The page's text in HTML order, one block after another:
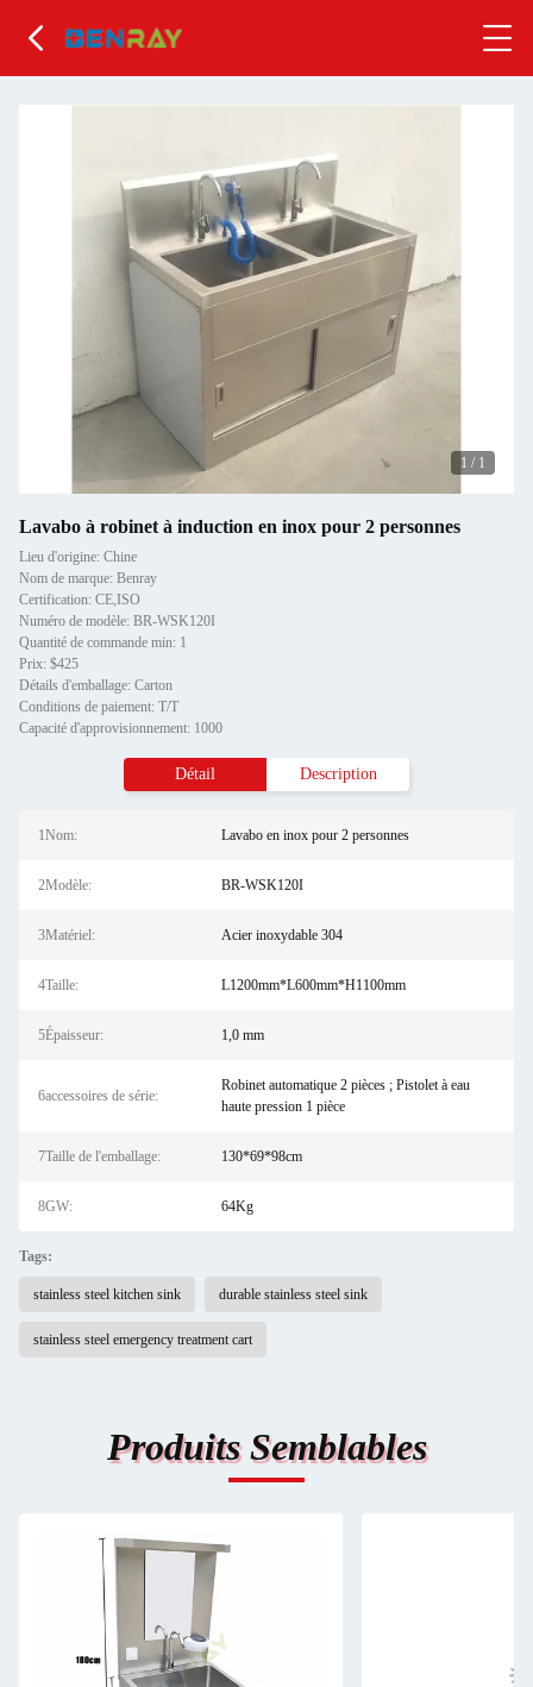
1 / 1
Lavabo à robinet à induction en inox pour 2 personnes
Lieu d'origine: Chine
Nom de marque: Benray
Certification: CE,ISO
Numéro de modèle: BR-WSK120I
Quantité de commande min: 1
Prix: $425
Détails d'emballage: Carton
Conditions de paiement: T/T
Capacité d'approvisionnement: 1000
Détail Description
1Nom: Lavabo en inox pour 2 personnes
2Modèle: BR-WSK120I
3Matériel: Acier inoxydable 304
4Taille: L1200mm*L600mm*H1100mm
5Épaisseur: 1,0 mm
6accessoires de série:
Robinet automatique 2 pièces ; Pistolet à eau
haute pression 1 pièce
7Taille de l'emballage: 130*69*98cm
8GW: 64Kg
Tags:
stainless steel kitchen sink durable stainless steel sink
stainless steel emergency treatment cart
Produits Semblables